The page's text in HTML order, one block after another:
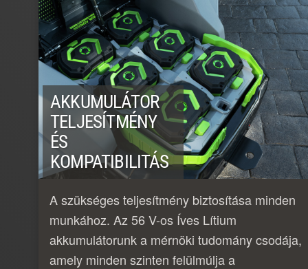
AKKUMULÁTOR
TELJESÍTMÉNY
ÉS
KOMPATIBILITÁS
A szükséges teljesítmény biztosítása minden
munkához. Az 56 V-os Íves Lítium
akkumulátorunk a mérnöki tudomány csodája,
amely minden szinten felülmúlja a